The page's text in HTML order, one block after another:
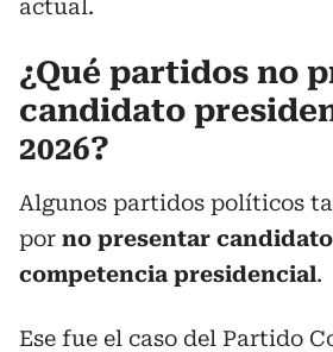
actual.
¿Qué partidos no
candidato
2026?
Algunos partidos políticos
por no presentar
competencia presidencial.
Ese fue el caso del Partido